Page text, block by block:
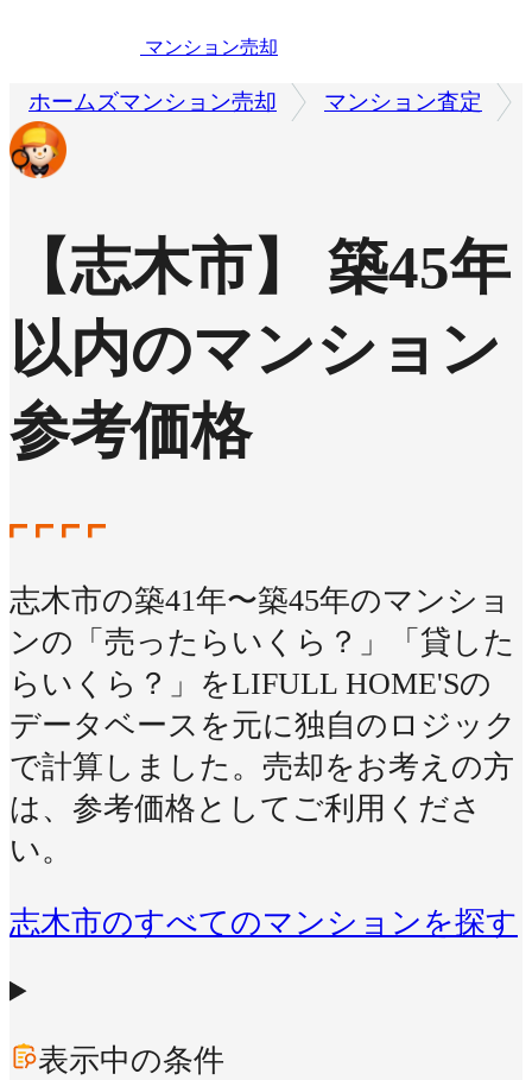
マンション売却
ホームズマンション売却 マンション査定
【志木市】 築45年
以内のマンション
参考価格
志木市の築41年〜築45年のマンショ
ンの「売ったらいくら？」「貸した
らいくら？」をLIFULL HOME'Sの
データベースを元に独自のロジック
で計算しました。売却をお考えの方
は、参考価格としてご利用くださ
い。
志木市のすべてのマンションを探す
表示中の条件